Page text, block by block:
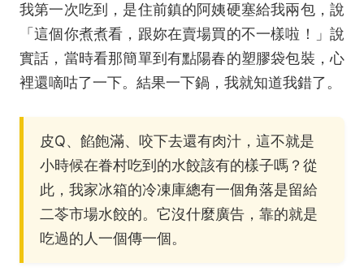
我第一次吃到，是住前鎮的阿姨硬塞給我兩包，說
「這個你煮煮看，跟妳在賣場買的不一樣啦！」說
實話，當時看那簡單到有點陽春的塑膠袋包裝，心
裡還嘀咕了一下。結果一下鍋，我就知道我錯了。
皮Q、餡飽滿、咬下去還有肉汁，這不就是
小時候在眷村吃到的水餃該有的樣子嗎？從
此，我家冰箱的冷凍庫總有一個角落是留給
二苓市場水餃的。它沒什麼廣告，靠的就是
吃過的人一個傳一個。